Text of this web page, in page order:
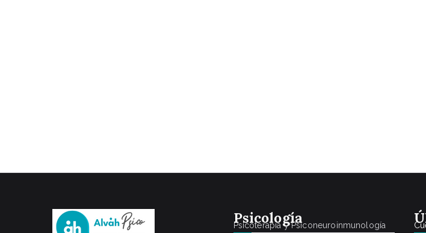
Psicología
Psicoterapia y Psiconeuroinmunología